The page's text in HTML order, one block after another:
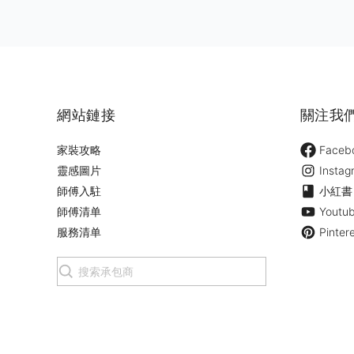
網站鏈接
家裝攻略
靈感圖片
師傅入駐
師傅清单
服務清单
關注我
小紅書